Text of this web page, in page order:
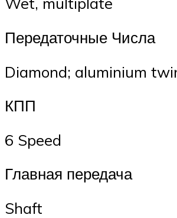
Передаточные Числа
Diamond; aluminium
КПП
6 Speed
Главная передача
Shaft